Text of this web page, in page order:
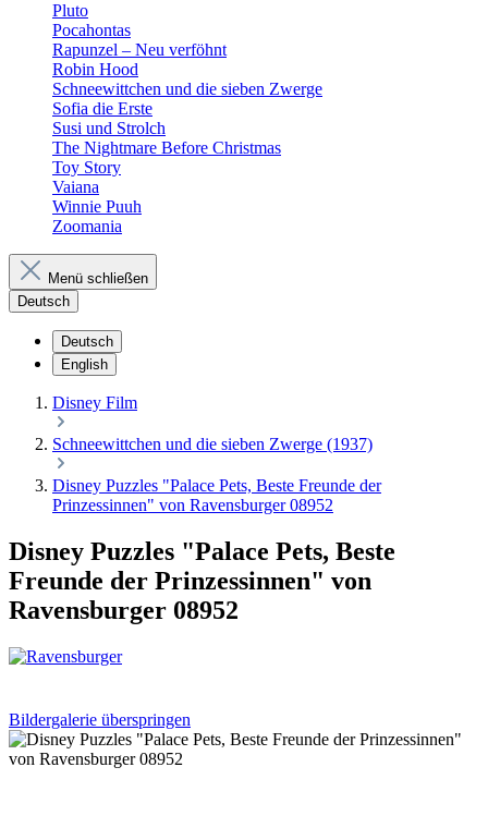
Pluto
Pocahontas
Rapunzel – Neu verföhnt
Robin Hood
Schneewittchen und die sieben Zwerge
Sofia die Erste
Susi und Strolch
The Nightmare Before Christmas
Toy Story
Vaiana
Winnie Puuh
Zoomania
Menü schließen
Deutsch
Deutsch
English
Disney Film
Schneewittchen und die sieben Zwerge (1937)
Disney Puzzles "Palace Pets, Beste Freunde der
Prinzessinnen" von Ravensburger 08952
Disney Puzzles "Palace Pets, Beste
Freunde der Prinzessinnen" von
Ravensburger 08952
Bildergalerie überspringen